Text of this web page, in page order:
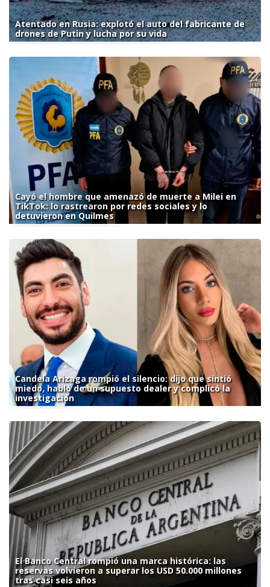
Atentado en Rusia: explotó el auto del fabricante de
drones de Putin y lucha por su vida
Cayó el hombre que amenazó de muerte a Milei en
TikTok: lo rastrearon por redes sociales y lo
detuvieron en Quilmes
Candela Arizaga rompió el silencio: dijo que sintió
miedo, habló de un supuesto dealer y complicó la
investigación
El Banco Central rompió una marca histórica: las
reservas volvieron a superar los USD 50.000 millones
tras casi seis años